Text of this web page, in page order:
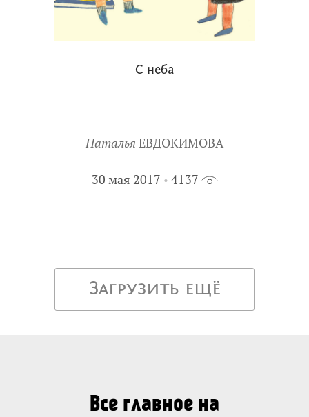
С неба
Наталья ЕВДОКИМОВА
30 мая 2017 4137
Загрузить ещё
Все главное на